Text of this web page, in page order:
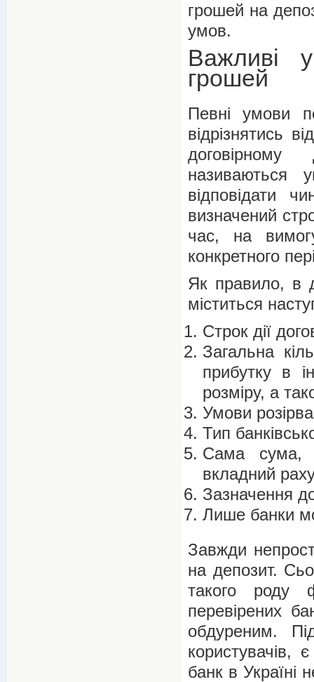
грошей на
умов.
Важливі
грошей
Певні умови
відрізнятись
договірному
відповідати
визначений
час, на
конкретного
Як правило, в
міститься
Строк дії
Загальна
прибутку в
розміру, а
Умови
Тип
Сама сума,
вкладний
Зазначення
Лише банки
Завжди
на депозит.
такого роду
перевірених
обдуреним.
користувачів,
банк в Україні